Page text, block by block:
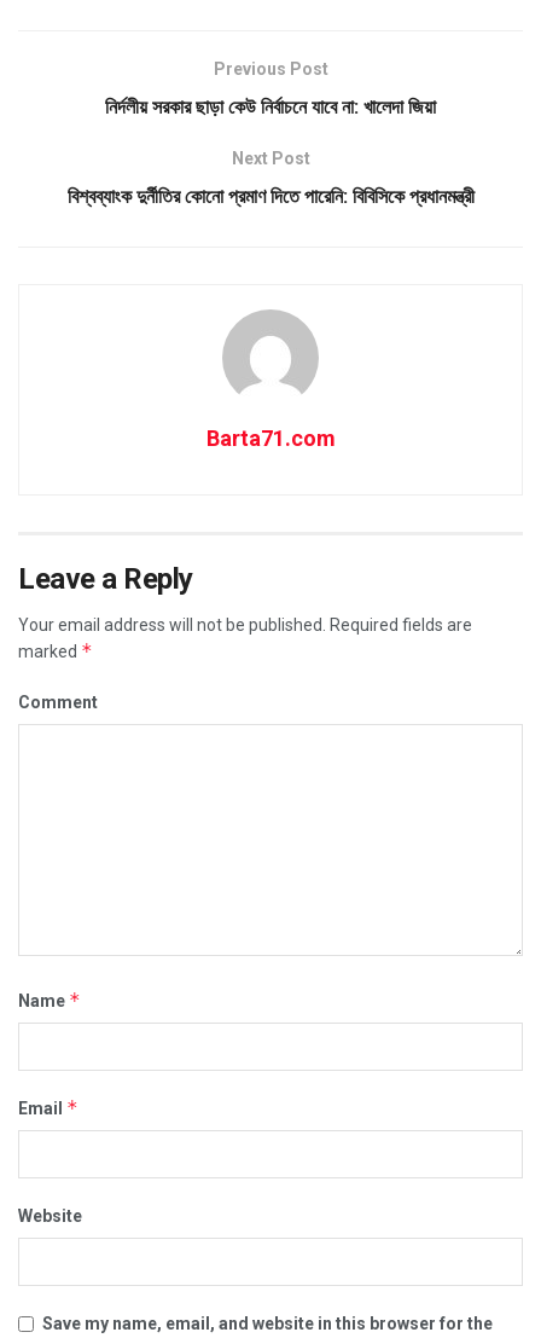
Previous Post
নির্দলীয় সরকার ছাড়া কেউ নির্বাচনে যাবে না: খালেদা জিয়া
Next Post
বিশ্বব্যাংক দুর্নীতির কোনো প্রমাণ দিতে পারেনি: বিবিসিকে প্রধানমন্ত্রী
Barta71.com
Leave a Reply
Your email address will not be published.
Required fields are
marked *
Comment
Name *
Email *
Website
Save my name, email, and website in this browser for the